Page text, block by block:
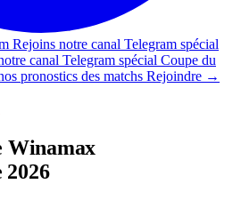
Rejoins notre canal Telegram spécial
canal Telegram spécial Coupe du
pronostics des matchs Rejoindre →
Winamax
2026